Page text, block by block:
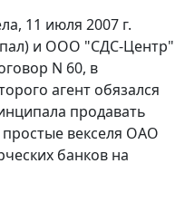
11 июля 2007 г.
и ООО "СДС-Центр"
N 60, в
агент обязался
продавать
векселя ОАО
банков на